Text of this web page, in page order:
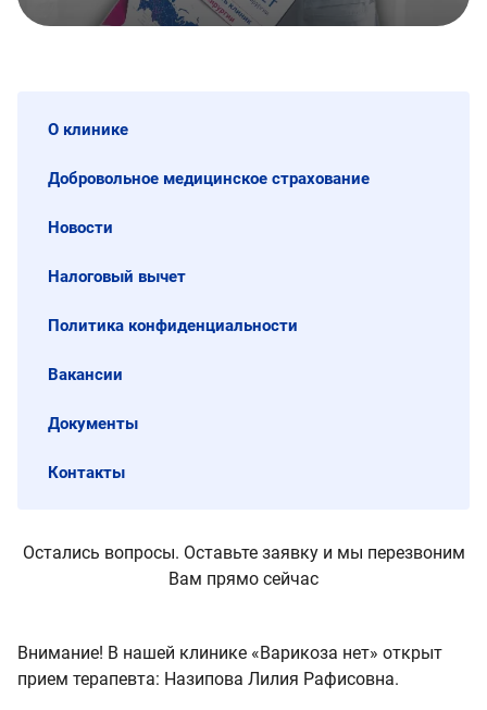
Внимание! В нашей клинике «Варикоза нет» открыт
прием терапевта: Назипова Лилия Рафисовна.
О клинике
Добровольное медицинское страхование
Новости
Налоговый вычет
Политика конфиденциальности
Вакансии
Документы
Контакты
Остались вопросы. Оставьте заявку и мы перезвоним
Вам прямо сейчас